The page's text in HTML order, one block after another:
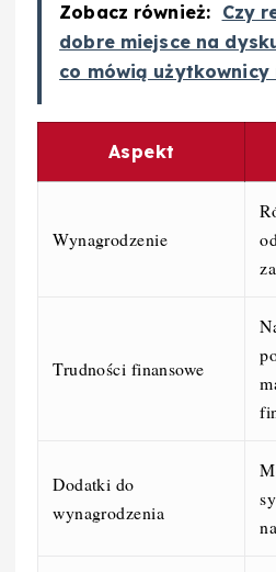
Zobacz również: Czy
dobre miejsce na
co mówią użytkownicy
Aspekt
Wynagrodzenie
Trudności finansowe
Dodatki do
wynagrodzenia